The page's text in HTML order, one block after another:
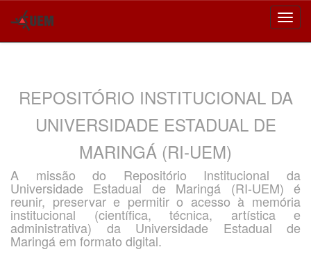
REPOSITÓRIO INSTITUCIONAL DA
UNIVERSIDADE ESTADUAL DE
MARINGÁ (RI-UEM)
A missão do Repositório Institucional da
Universidade Estadual de Maringá (RI-UEM) é
reunir, preservar e permitir o acesso à memória
institucional (científica, técnica, artística e
administrativa) da Universidade Estadual de
Maringá em formato digital.